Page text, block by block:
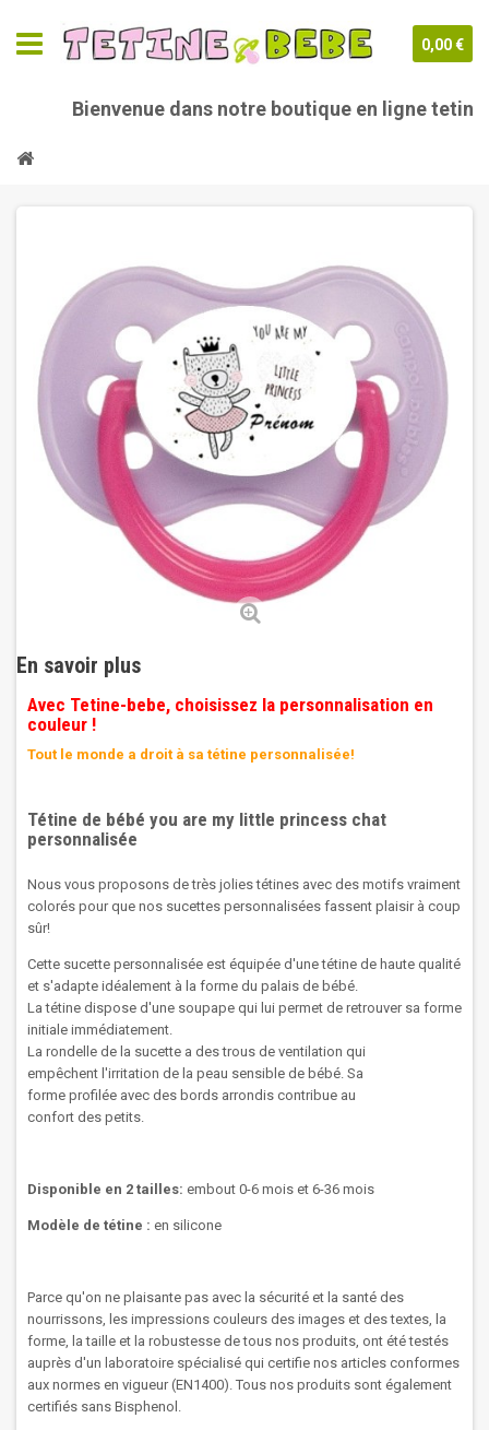
0,00 €
Bienvenue dans notre boutique en ligne tetine-
En savoir plus
Avec Tetine-bebe, choisissez la personnalisation en
couleur !
Tout le monde a droit à sa tétine personnalisée!
Tétine de bébé you are my little princess chat
personnalisée
Nous vous proposons de très jolies tétines avec des motifs vraiment
colorés pour que nos sucettes personnalisées fassent plaisir à coup
sûr!
Cette sucette personnalisée est équipée d'une tétine de haute qualité
et s'adapte idéalement à la forme du palais de bébé.
Latétine dispose d'une soupape qui lui permet de retrouver sa forme
initiale immédiatement.
La rondelle de la sucette a des trous de ventilation qui
empêchent l'irritation de la peau sensible de bébé. Sa
forme profilée avec des bords arrondis contribue au
confort des petits.
Disponible en 2 tailles: embout 0-6 mois et 6-36 mois
Modèle de tétine : en silicone
Parce qu'on ne plaisante pas avec la sécurité et la santé des
nourrissons, les impressions couleurs des images et des textes, la
forme, la taille et la robustesse de tous nos produits, ont été testés
auprès d'un laboratoire spécialisé qui certifie nos articles conformes
aux normes en vigueur (EN1400). Tous nos produits sont également
certifiés sans Bisphenol.